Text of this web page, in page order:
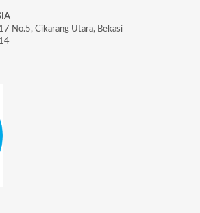
No.5, Cikarang Utara, Bekasi